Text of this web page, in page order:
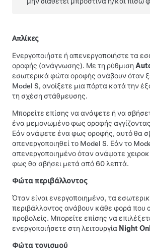
Απλίκες
Ενεργοποιήστε ή απενεργοποιήστε τα
οροφής (ανάγνωσης). Με τη ρύθμιση
εσωτερικά φώτα οροφής ανάβουν όταν
Model S, ανοίξετε μια πόρτα κατά την
τη σχέση στάθμευσης.
Μπορείτε επίσης να ανάψετε ή να
ένα μεμονωμένο φως οροφής
Εάν ανάψετε ένα φως οροφής, αυτό θα
απενεργοποιηθεί το Model S. Εάν το
απενεργοποιημένο όταν ανάψατε
φως θα σβήσει μετά από 60 λεπτά.
Φώτα περιβάλλοντος
Όταν είναι ενεργοποιημένα, τα
περιβάλλοντος ανάβουν κάθε φορά που
προβολείς. Μπορείτε επίσης να
ενεργοποιήσετε στη λειτουργία Night
Φώτα τονισμού